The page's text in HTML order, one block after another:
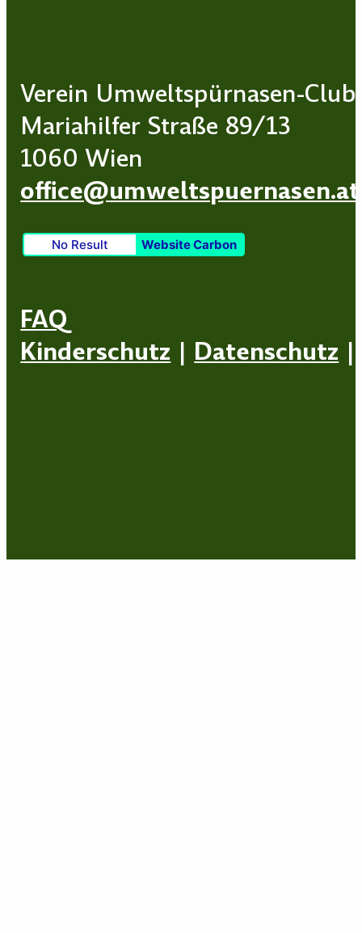
Verein Umweltspürnasen-Club
Mariahilfer Straße 89/13
1060 Wien
office@umweltspuernasen.at
No Result Website Carbon
FAQ
Kinderschutz | Datenschutz |